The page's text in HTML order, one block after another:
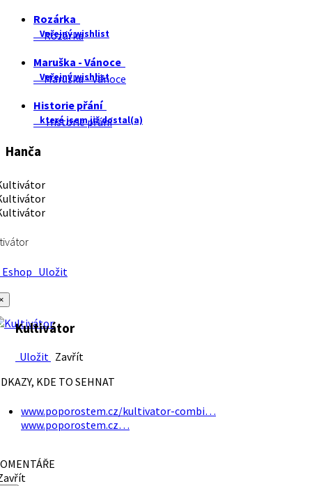
Rozárka
Veřejný wishlist
Rozárka
Maruška - Vánoce
Veřejný wishlist
Maruška - Vánoce
Historie přání
které jsem již dostal(a)
Historie přání
Hanča
Uložit
Kultivátor
Uložit Zavřít
KDE TO SEHNAT
www.poporostem.cz/kultivator-combi…
www.poporostem.cz…